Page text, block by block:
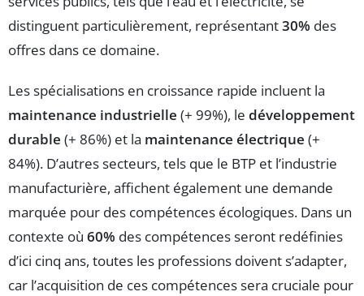
distinguent particulièrement, représentant30% des
offres dans ce domaine.
Les spécialisations en croissance rapide incluent la
maintenance industrielle (+ 99%), le développement
durable (+ 86%) et la maintenance électrique (+
84%). D’autres secteurs, tels que le BTP et l’industrie
manufacturière, affichent également une demande
marquée pour des compétences écologiques. Dans un
contexte où 60% des compétences seront redéfinies
d’ici cinq ans, toutes les professions doivent s’adapter,
car l’acquisition de ces compétences sera cruciale pour